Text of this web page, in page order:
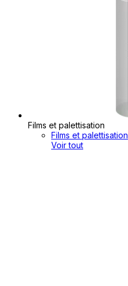
Films et palettisation
Films et palettisation
Voir tout